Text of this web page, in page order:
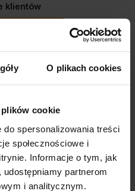
O plikach cookies
cookie
spersonalizowania treści
społecznościowe i
Informacje o tym, jak
partnerom
i analitycznym.
klientów
filtry
zapakowane
Brawa dla pracowników.
zweryfikowano